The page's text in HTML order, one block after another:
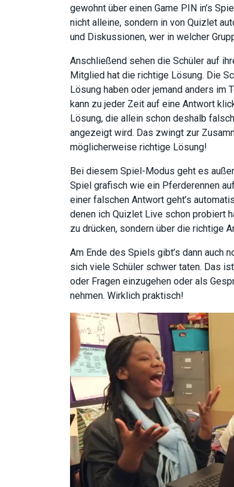
gewohnt über einen Game PIN in’s
nicht alleine, sondern in von Quizlet
und Diskussionen, wer in welcher
Anschließend sehen die Schüler auf
Mitglied hat die richtige Lösung. Die
Lösung haben oder jemand anders im
kann zu jeder Zeit auf eine Antwort
Lösung, die allein schon deshalb
angezeigt wird. Das zwingt zur
möglicherweise richtige Lösung!
Bei diesem Spiel-Modus geht es
Spiel grafisch wie ein Pferderennen
einer falschen Antwort geht’s
denen ich Quizlet Live schon probiert
zu drücken, sondern über die richtige
Am Ende des Spiels gibt’s dann auch
sich viele Schüler schwer taten. Das
oder Fragen einzugehen oder als
nehmen. Wirklich praktisch!